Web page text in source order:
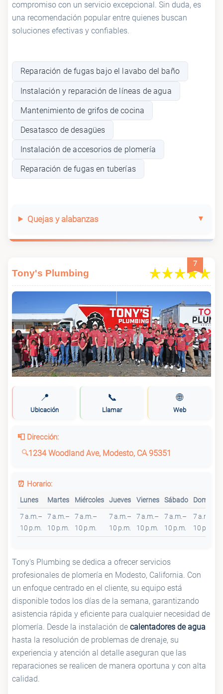
compromiso con un servicio excepcional. Sin duda, es
una recomendación popular entre quienes buscan
soluciones efectivas y confiables.
Reparación de fugas bajo el lavabo del baño
Instalación y reparación de líneas de agua
Mantenimiento de grifos de cocina
Desatasco de desagües
Instalación de accesorios de plomería
Reparación de fugas en tuberías
Quejas y alabanzas
7
Tony's Plumbing
📍
Ubicación
📞
Llamar
🌐
Web
📮 Dirección:
1234 Woodland Ave, Modesto, CA 95351
⏰ Horario:
Lunes Martes Miércoles Jueves Viernes Sábado Domingo
7 a.m.–
10 p.m.
7 a.m.–
10 p.m.
7 a.m.–
10 p.m.
7 a.m.–
10 p.m.
7 a.m.–
10 p.m.
7 a.m.–
10 p.m.
7 a.m.–
10 p.m.
Tony's Plumbing se dedica a ofrecer servicios
profesionales de plomería en Modesto, California. Con
un enfoque centrado en el cliente, su equipo está
disponible todos los días de la semana, garantizando
asistencia rápida y eficiente para cualquier necesidad de
plomería. Desde la instalación de calentadores de agua
hasta la resolución de problemas de drenaje, su
experiencia y atención al detalle aseguran que las
reparaciones se realicen de manera oportuna y con alta
calidad.